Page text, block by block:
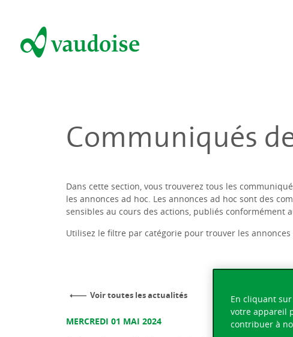
Communiqués
Dans cette section, vous trouverez tous les
les annonces ad hoc. Les annonces ad hoc sont des
sensibles au cours des actions, publiés conformément
Utilisez le filtre par catégorie pour trouver les
Voir toutes les actualités
MERCREDI 01 MAI 2024
En cliquant sur
votre appareil
contribuer à